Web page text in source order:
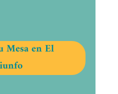
Mesa en El